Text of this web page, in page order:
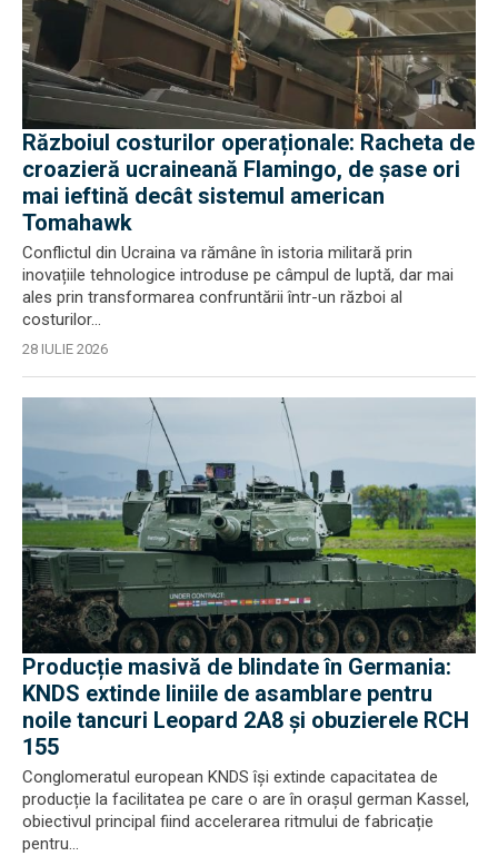
Războiul costurilor operaționale: Racheta de
croazieră ucraineană Flamingo, de șase ori
mai ieftină decât sistemul american
Tomahawk
Conflictul din Ucraina va rămâne în istoria militară prin
inovațiile tehnologice introduse pe câmpul de luptă, dar mai
ales prin transformarea confruntării într-un război al
costurilor...
28 IULIE 2026
Producție masivă de blindate în Germania:
KNDS extinde liniile de asamblare pentru
noile tancuri Leopard 2A8 și obuzierele RCH
155
Conglomeratul european KNDS își extinde capacitatea de
producție la facilitatea pe care o are în orașul german Kassel,
obiectivul principal fiind accelerarea ritmului de fabricație
pentru...